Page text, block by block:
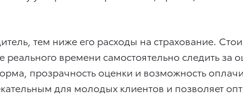
тем ниже его расходы на страхование.
времени самостоятельно следить за
прозрачность оценки и возможность
для молодых клиентов и позволяет